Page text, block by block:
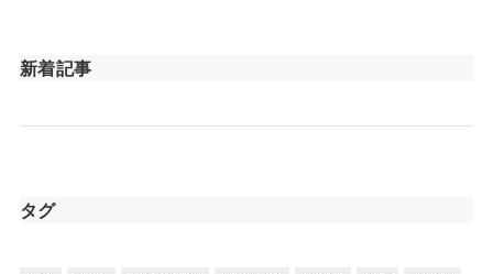
新着記事
タグ